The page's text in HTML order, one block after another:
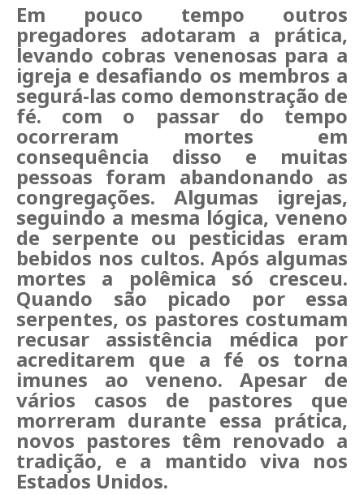
Em pouco tempo outros
pregadores adotaram a prática,
levando cobras venenosas para a
igreja e desafiando os membros a
segurá-las como demonstração de
fé. com o passar do tempo
ocorreram mortes em
consequência disso e muitas
pessoas foram abandonando as
congregações. Algumas igrejas,
seguindo a mesma lógica, veneno
de serpente ou pesticidas eram
bebidos nos cultos. Após algumas
mortes a polêmica só cresceu.
Quando são picado por essa
serpentes, os pastores costumam
recusar assistência médica por
acreditarem que a fé os torna
imunes ao veneno. Apesar de
vários casos de pastores que
morreram durante essa prática,
novos pastores têm renovado a
tradição, e a mantido viva nos
Estados Unidos.